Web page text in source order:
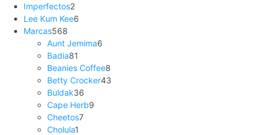
Imperfectos2
Lee Kum Kee6
Marcas568
Aunt Jemima6
Badia81
Beanies Coffee8
Betty Crocker43
Buldak36
Cape Herb9
Cheetos7
Cholula1